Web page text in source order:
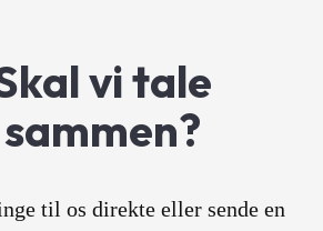
vi tale
sammen?
til os direkte eller sende en